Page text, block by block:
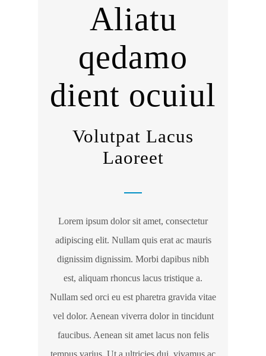
Aliatu
qedamo
dient ocuiul
Volutpat Lacus
Laoreet
Lorem ipsum dolor sit amet, consectetur
adipiscing elit. Nullam quis erat ac mauris
dignissim dignissim. Morbi dapibus nibh
est, aliquam rhoncus lacus tristique a.
Nullam sed orci eu est pharetra gravida vitae
vel dolor. Aenean viverra dolor in tincidunt
faucibus. Aenean sit amet lacus non felis
tempus varius. Ut a ultricies dui, vivamus ac